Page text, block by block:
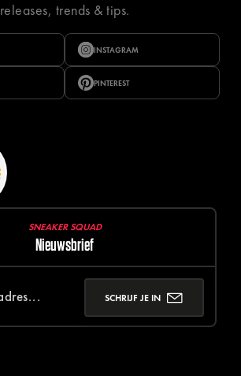
releases, trends & tips.
INSTAGRAM
PINTEREST
SNEAKER SQUAD
Nieuwsbrief
SCHRIJF JE IN